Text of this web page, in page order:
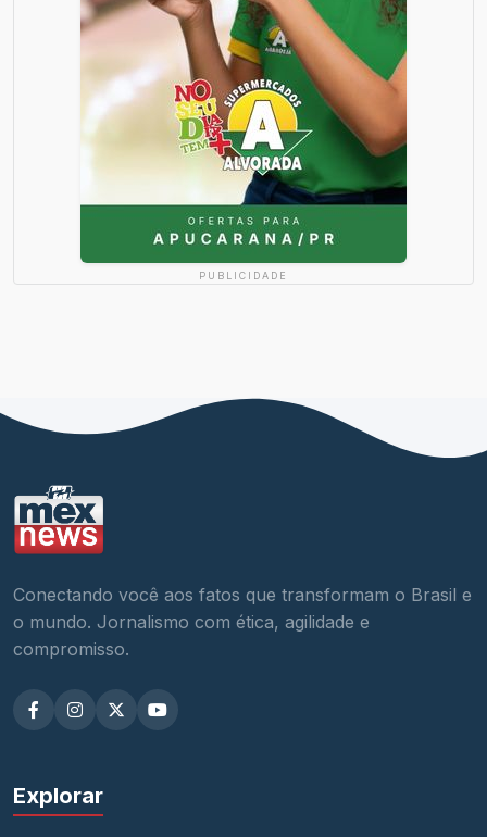
PUBLICIDADE
Conectando você aos fatos que transformam o Brasil e
o mundo. Jornalismo com ética, agilidade e
compromisso.
Explorar